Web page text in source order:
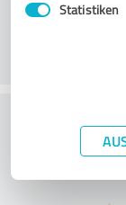
Statistiken
What do